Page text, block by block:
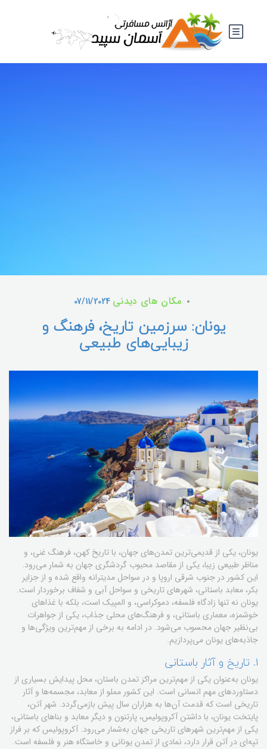
مکان های دیدنی
یونان: سرزمین تاریخ، فرهنگ و
زیبایی‌های طبیعی
یونان، یکی از قدیمی‌ترین تمدن‌های جهان، با تاریخ کهن، فرهنگ غنی، و
مناظر طبیعی زیبا، یکی از مقاصد محبوب گردشگری جهان به شمار می‌رود.
این کشور در جنوب شرقی اروپا و در سواحل مدیترانه واقع شده و از جزایر
بکر، معابد باستانی، شهرهای تاریخی و سواحل آبی‌ و شفاف برخوردار است.
یونان نه تنها زادگاه فلسفه، دموکراسی، و المپیک است، بلکه با غذاهای
خوشمزه، معماری باستانی، و فرهنگ‌های محلی جذاب، یکی از جواهرات
بی‌نظیر جهان محسوب می‌شود. در ادامه به برخی از مهم‌ترین ویژگی‌ها و
جاذبه‌های یونان می‌پردازیم.
۱. تاریخ و آثار باستانی
یونان به‌عنوان یکی از مهم‌ترین مراکز تمدن باستان، محل پیدایش بسیاری از
دستاوردهای مهم انسانی است. این کشور مملو از معابد، مجسمه‌ها و آثار
تاریخی است که قدمت آن‌ها به هزاران سال پیش بازمی‌گردد. شهر آتن،
پایتخت یونان، با داشتن آکروپولیس، پارتنون و دیگر معابد و بناهای باستانی،
یکی از مهم‌ترین شهرهای تاریخی جهان به‌شمار می‌رود. آکروپولیس که بر فراز
تپه‌ای در آتن قرار دارد، نمادی از تمدن یونانی و خاستگاه هنر و فلسفه است.